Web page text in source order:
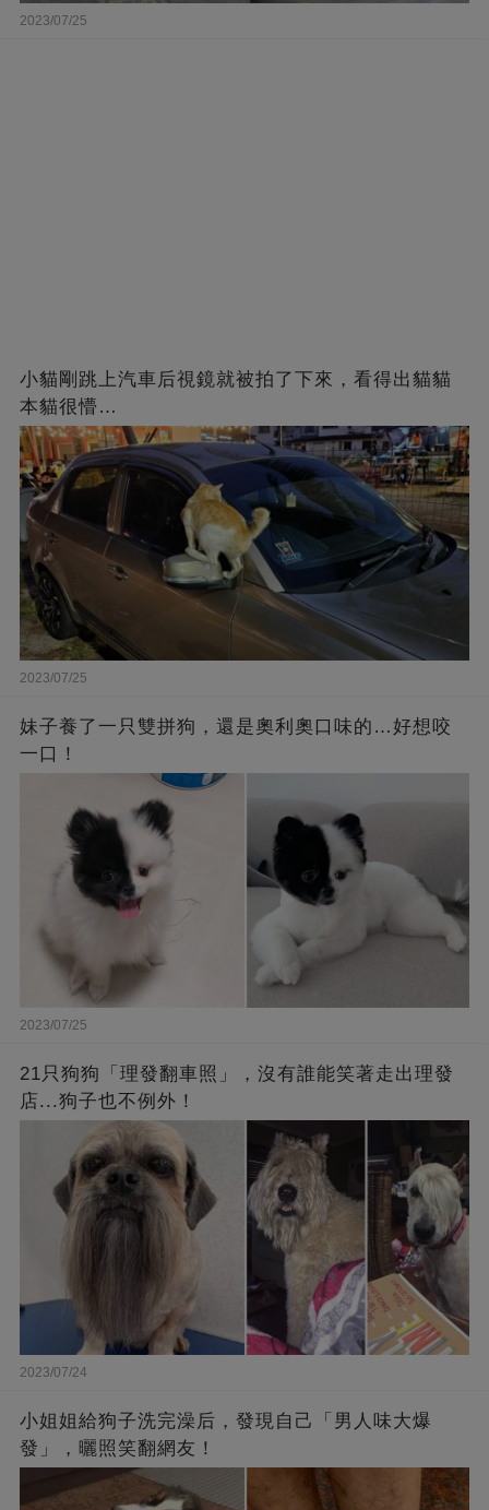
2023/07/25
小貓剛跳上汽車后視鏡就被拍了下來，看得出貓貓
本貓很懵…
2023/07/25
妹子養了一只雙拼狗，還是奧利奧口味的…好想咬
一口！
2023/07/25
21只狗狗「理發翻車照」，沒有誰能笑著走出理發
店...狗子也不例外！
2023/07/24
小姐姐給狗子洗完澡后，發現自己「男人味大爆
發」，曬照笑翻網友！